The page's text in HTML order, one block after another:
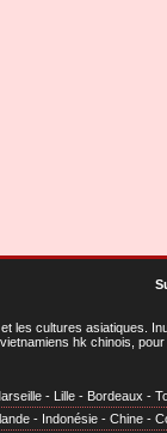
les cultures asiatiques .
hk chinois,
- Lille - Bordeaux -
- Indonésie - Chine -